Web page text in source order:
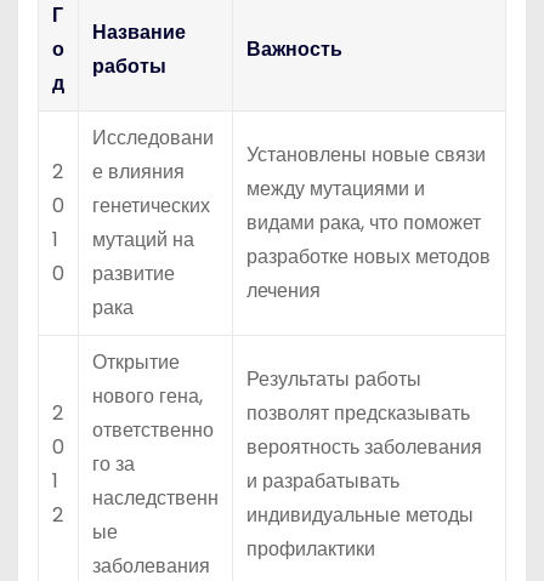
Г
о
д
Название
работы
Важность
2
0
1
0
Исследовани
е влияния
генетических
мутаций на
развитие
рака
Установлены новые связи
между мутациями и
видами рака, что поможет
разработке новых методов
лечения
2
0
1
2
Открытие
нового гена,
ответственно
го за
наследственн
ые
заболевания
Результаты работы
позволят предсказывать
вероятность заболевания
и разрабатывать
индивидуальные методы
профилактики